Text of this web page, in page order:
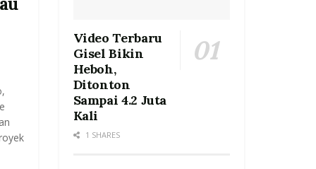
Video Terbaru
Gisel Bikin
Heboh,
Ditonton
Sampai 4.2 Juta
Kali
1 SHARES